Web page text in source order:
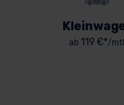
ab 119 €*/